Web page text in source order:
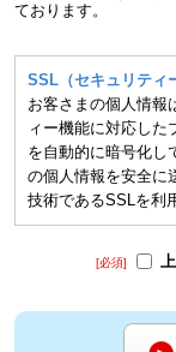
ております。
SSL（セキュリティ
お客さまの個人情報
ィー機能に対応した
を自動的に暗号化し
の個人情報を安全に
技術であるSSLを利
[必須]